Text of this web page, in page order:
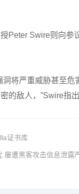
Peter Swire则向
洞将严重威胁甚至
的敌人，”Swire指出
证书库
屡遭黑客攻击信息泄露